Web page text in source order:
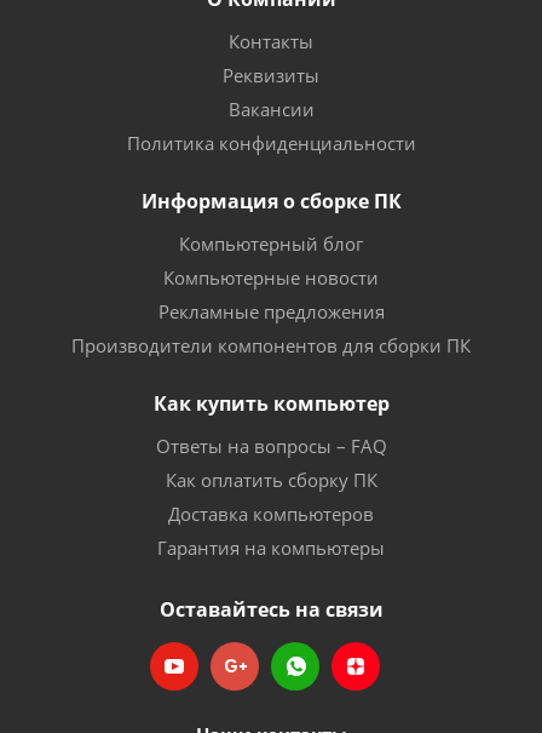
Контакты
Реквизиты
Вакансии
Политика конфиденциальности
Информация о сборке ПК
Компьютерный блог
Компьютерные новости
Рекламные предложения
Производители компонентов для сборки ПК
Как купить компьютер
Ответы на вопросы – FAQ
Как оплатить сборку ПК
Доставка компьютеров
Гарантия на компьютеры
Оставайтесь на связи